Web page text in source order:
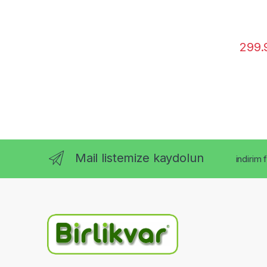
Mail listemize kaydolun indirim